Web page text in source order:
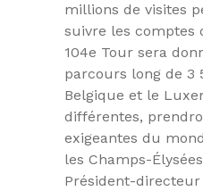
millions de visites
suivre les comptes
104e Tour sera
parcours long de 3
Belgique et le
différentes,
exigeantes du
les Champs-
Président-directeur